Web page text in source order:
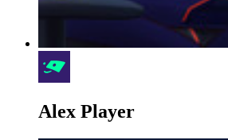
Alex Player